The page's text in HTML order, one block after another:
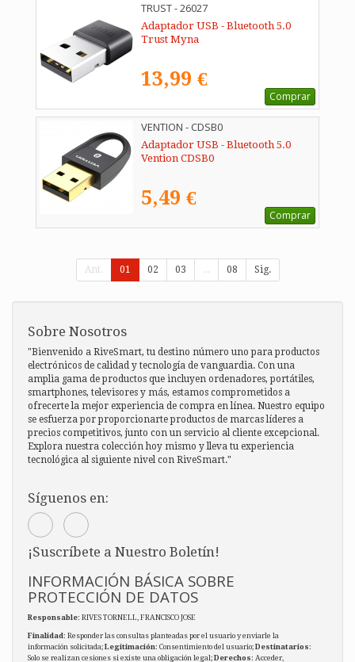
TRUST - 26027
Adaptador USB - Bluetooth 5.0
Trust Myna
13,99 €
Comprar
VENTION - CDSB0
Adaptador USB - Bluetooth 5.0
Vention CDSB0
5,49 €
Comprar
Ant. 01 02 03 ... 08 Sig.
Sobre Nosotros
"Bienvenido a RiveSmart, tu destino número uno para productos
electrónicos de calidad y tecnología de vanguardia. Con una
amplia gama de productos que incluyen ordenadores, portátiles,
smartphones, televisores y más, estamos comprometidos a
ofrecerte la mejor experiencia de compra en línea. Nuestro equipo
se esfuerza por proporcionarte productos de marcas líderes a
precios competitivos, junto con un servicio al cliente excepcional.
Explora nuestra colección hoy mismo y lleva tu experiencia
tecnológica al siguiente nivel con RiveSmart."
Síguenos en:
¡Suscríbete a Nuestro Boletín!
INFORMACIÓN BÁSICA SOBRE
PROTECCIÓN DE DATOS
Responsable: RIVES TORNELL, FRANCISCO JOSE
Finalidad: Responder las consultas planteadas por el usuario y enviarle la
información solicitada;Legitimación: Consentimiento del usuario;Destinatarios:
Solo se realizan cesiones si existe una obligación legal;Derechos: Acceder,